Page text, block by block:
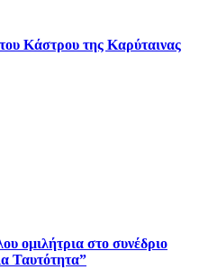
Κάστρου της Καρύταινας
ομιλήτρια στο συνέδριο
Ταυτότητα”